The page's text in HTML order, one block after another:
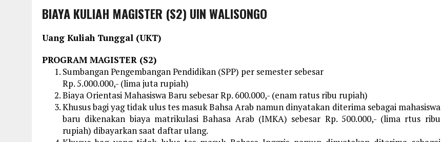
BIAYA KULIAH MAGISTER (S2) UIN WALISONGO
Uang Kuliah Tunggal (UKT)
PROGRAM MAGISTER (S2)
Sumbangan Pengembangan Pendidikan (SPP) per semester sebesar
Rp. 5.000.000,- (lima juta rupiah)
Biaya Orientasi Mahasiswa Baru sebesar Rp. 600.000,- (enam ratus ribu rupiah)
Khusus bagi yag tidak ulus tes masuk Bahsa Arab namun dinyatakan diterima sebagai mahasiswa
baru dikenakan biaya matrikulasi Bahasa Arab (IMKA) sebesar Rp. 500.000,- (lima rtus ribu
rupiah) dibayarkan saat daftar ulang.